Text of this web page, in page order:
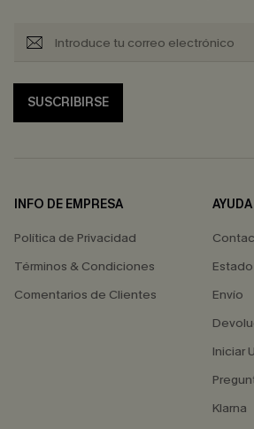
SUSCRIBIRSE
INFO DE EMPRESA
Política de Privacidad
Términos & Condiciones
Comentarios de Clientes
AYUDA
Envío
Iniciar
Klarna